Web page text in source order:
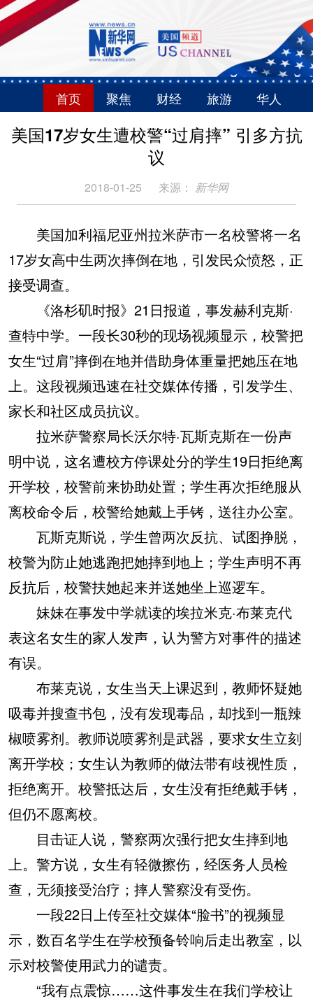
首页 聚焦 财经 旅游 华人
美国17岁女生遭校警“过肩摔” 引多方抗
议
2018-01-25 来源： 新华网
美国加利福尼亚州拉米萨市一名校警将一名
17岁女高中生两次摔倒在地，引发民众愤怒，正
接受调查。
《洛杉矶时报》21日报道，事发赫利克斯·
查特中学。一段长30秒的现场视频显示，校警把
女生“过肩”摔倒在地并借助身体重量把她压在地
上。这段视频迅速在社交媒体传播，引发学生、
家长和社区成员抗议。
拉米萨警察局长沃尔特·瓦斯克斯在一份声
明中说，这名遭校方停课处分的学生19日拒绝离
开学校，校警前来协助处置；学生再次拒绝服从
离校命令后，校警给她戴上手铐，送往办公室。
瓦斯克斯说，学生曾两次反抗、试图挣脱，
校警为防止她逃跑把她摔到地上；学生声明不再
反抗后，校警扶她起来并送她坐上巡逻车。
妹妹在事发中学就读的埃拉米克·布莱克代
表这名女生的家人发声，认为警方对事件的描述
有误。
布莱克说，女生当天上课迟到，教师怀疑她
吸毒并搜查书包，没有发现毒品，却找到一瓶辣
椒喷雾剂。教师说喷雾剂是武器，要求女生立刻
离开学校；女生认为教师的做法带有歧视性质，
拒绝离开。校警抵达后，女生没有拒绝戴手铐，
但仍不愿离校。
目击证人说，警察两次强行把女生摔到地
上。警方说，女生有轻微擦伤，经医务人员检
查，无须接受治疗；摔人警察没有受伤。
一段22日上传至社交媒体“脸书”的视频显
示，数百名学生在学校预备铃响后走出教室，以
示对校警使用武力的谴责。
“我有点震惊……这件事发生在我们学校让